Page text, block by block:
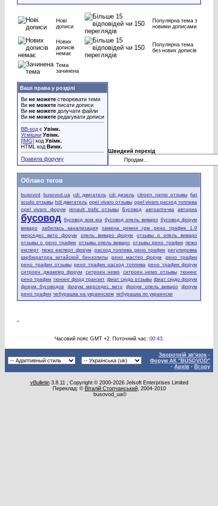
Нові
дописи
Популярна тема з
новими дописами
Нових
дописів
немає
Популярна тема
без нових дописів
Тема
зачинена
Ваші права у розділі
Ви не можете створювати теми
Ви не можете писати дописи
Ви не можете долучати файли
Ви не можете редагувати дописи
BB-код є Увімк.
Усмішки Увімк.
[IMG] код Увімк.
HTML код Вимк.
Правила форуму
Швидкий перехід
Облако тегов
busovod busovod.ua cdi двигатель cdi дизель citroen nemo отзывы fiat
scudo отзывы hdi двигатель opel vivaro отзывы opel vivaro расход топлива
opel vivaro форум
renault trafic отзывы Бусовод автоаптечка авториа
бусовод бусовод ком юа бусовод опель виваро бусовод форум
виваро
забилась канализация
замена ремня грм рено трафик 1.9
мерседес вито форум
опель виваро форум
отзывы о опель виваро
отзывы о рено трафик отзывы опель виваро отзывы рено трафик пежо
експерт пежо експерт форум расход топлива рено трафик регулировка
карбюратора китайской бензопилы
рено мастер форум
рено трафик
рено трафик отзывы рено трафик расход топлива рено трафик форум
ситроен джампер форум
ситроен немо ситроен немо отзывы тюнинг
рено трафик тюнинг форд транзит фиат скудо отзывы фиат скудо форум
форум бусоводов
форум мерседес вито форум опель виваро
форум
рено трафик чебурашка на украинском чебурашка по украински
Часовий пояс GMT +2. Поточний час: 00:43.
Зворотній зв'язок -
Форум АК "BUSOVOD"
- Архів - Вгору
vBulletin3.8.11 ; Copyright © 2000-2026 Jelsoft Enterprises Limited
Переклад: © Віталій Стопчанський, 2004-2010
busovod_ua©